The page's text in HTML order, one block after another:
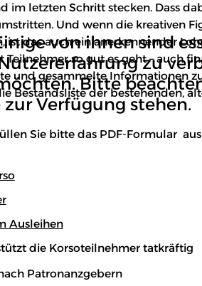
im letzten Schritt stecken. Dass
Und wenn die kreativen
ist das auch ein anerkennender
Teilnehmer so gut es geht – auch
und gesammelte Informationen
Bestandsliste der bestehenden,
Sie bitte das PDF-Formular
Ausleihen
die Korsoteilnehmer tatkräftig
Patronanzgebern
von ihnen sind
zu
Bitte
Verfügung stehen.